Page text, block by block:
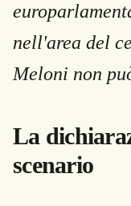
nell'area del
Meloni non
La
scenario